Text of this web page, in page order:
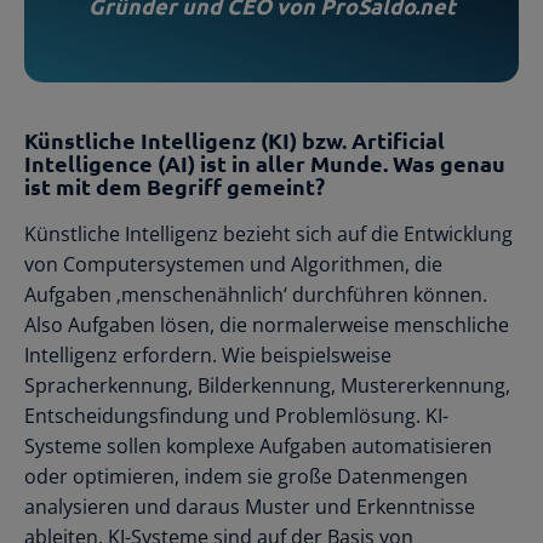
Übersichtliche Entscheidungshilfen
Hilfe beim Aufsetzen der Buchhaltung
Registrierte Steuerberater und
Künstliche Intelligenz (KI) bzw. Artificial
Intelligence (AI) ist in aller Munde. Was genau
ist mit dem Begriff gemeint?
Künstliche Intelligenz bezieht sich auf die Entwicklung
von Computersystemen und Algorithmen, die
Aufgaben ‚menschenähnlich‘ durchführen können.
Also Aufgaben lösen, die normalerweise menschliche
Intelligenz erfordern. Wie beispielsweise
Spracherkennung, Bilderkennung, Mustererkennung,
Entscheidungsfindung und Problemlösung. KI-
Systeme sollen komplexe Aufgaben automatisieren
oder optimieren, indem sie große Datenmengen
analysieren und daraus Muster und Erkenntnisse
ableiten. KI-Systeme sind auf der Basis von